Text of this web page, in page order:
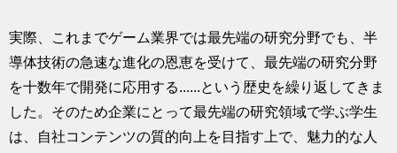
実際、これまでゲーム業界では最先端の研究分野でも、半
導体技術の急速な進化の恩恵を受けて、最先端の研究分野
を十数年で開発に応用する......という歴史を繰り返してきま
した。そのため企業にとって最先端の研究領域で学ぶ学生
は、自社コンテンツの質的向上を目指す上で、魅力的な人